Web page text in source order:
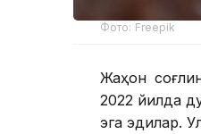
Фото: Freepik
Жаҳон
2022 йилда
эга эдилар.